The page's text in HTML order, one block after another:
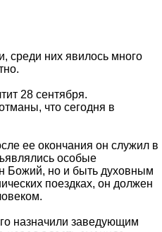
среди них явилось много
28 сентября.
что сегодня в
ее окончания он служил в
особые
Божий, но и быть духовным
поездках, он должен
назначили заведующим